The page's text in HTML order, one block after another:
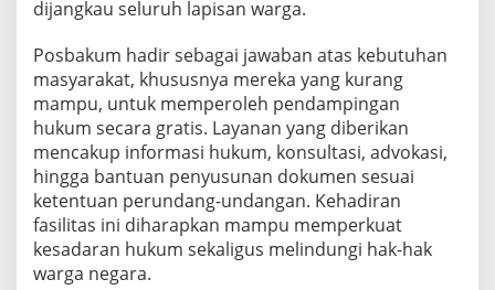
dijangkau seluruh lapisan warga.
Posbakum hadir sebagai jawaban atas kebutuhan
masyarakat, khususnya mereka yang kurang
mampu, untuk memperoleh pendampingan
hukum secara gratis. Layanan yang diberikan
mencakup informasi hukum, konsultasi, advokasi,
hingga bantuan penyusunan dokumen sesuai
ketentuan perundang-undangan. Kehadiran
fasilitas ini diharapkan mampu memperkuat
kesadaran hukum sekaligus melindungi hak-hak
warga negara.